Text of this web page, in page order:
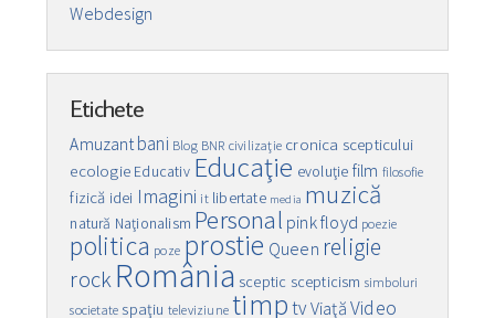
Webdesign
Etichete
Amuzant bani Blog BNR civilizaţie cronica scepticului
ecologie Educativ Educaţie evoluţie film filosofie
fizică idei Imagini it libertate media muzică
natură Naţionalism Personal pink floyd poezie
politica poze prostie Queen religie
rockRomânia sceptic scepticism simboluri
societate spaţiu televiziune timptvViaţă Video